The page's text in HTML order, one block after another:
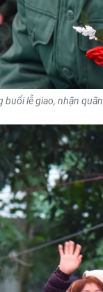
lễ giao, nhận